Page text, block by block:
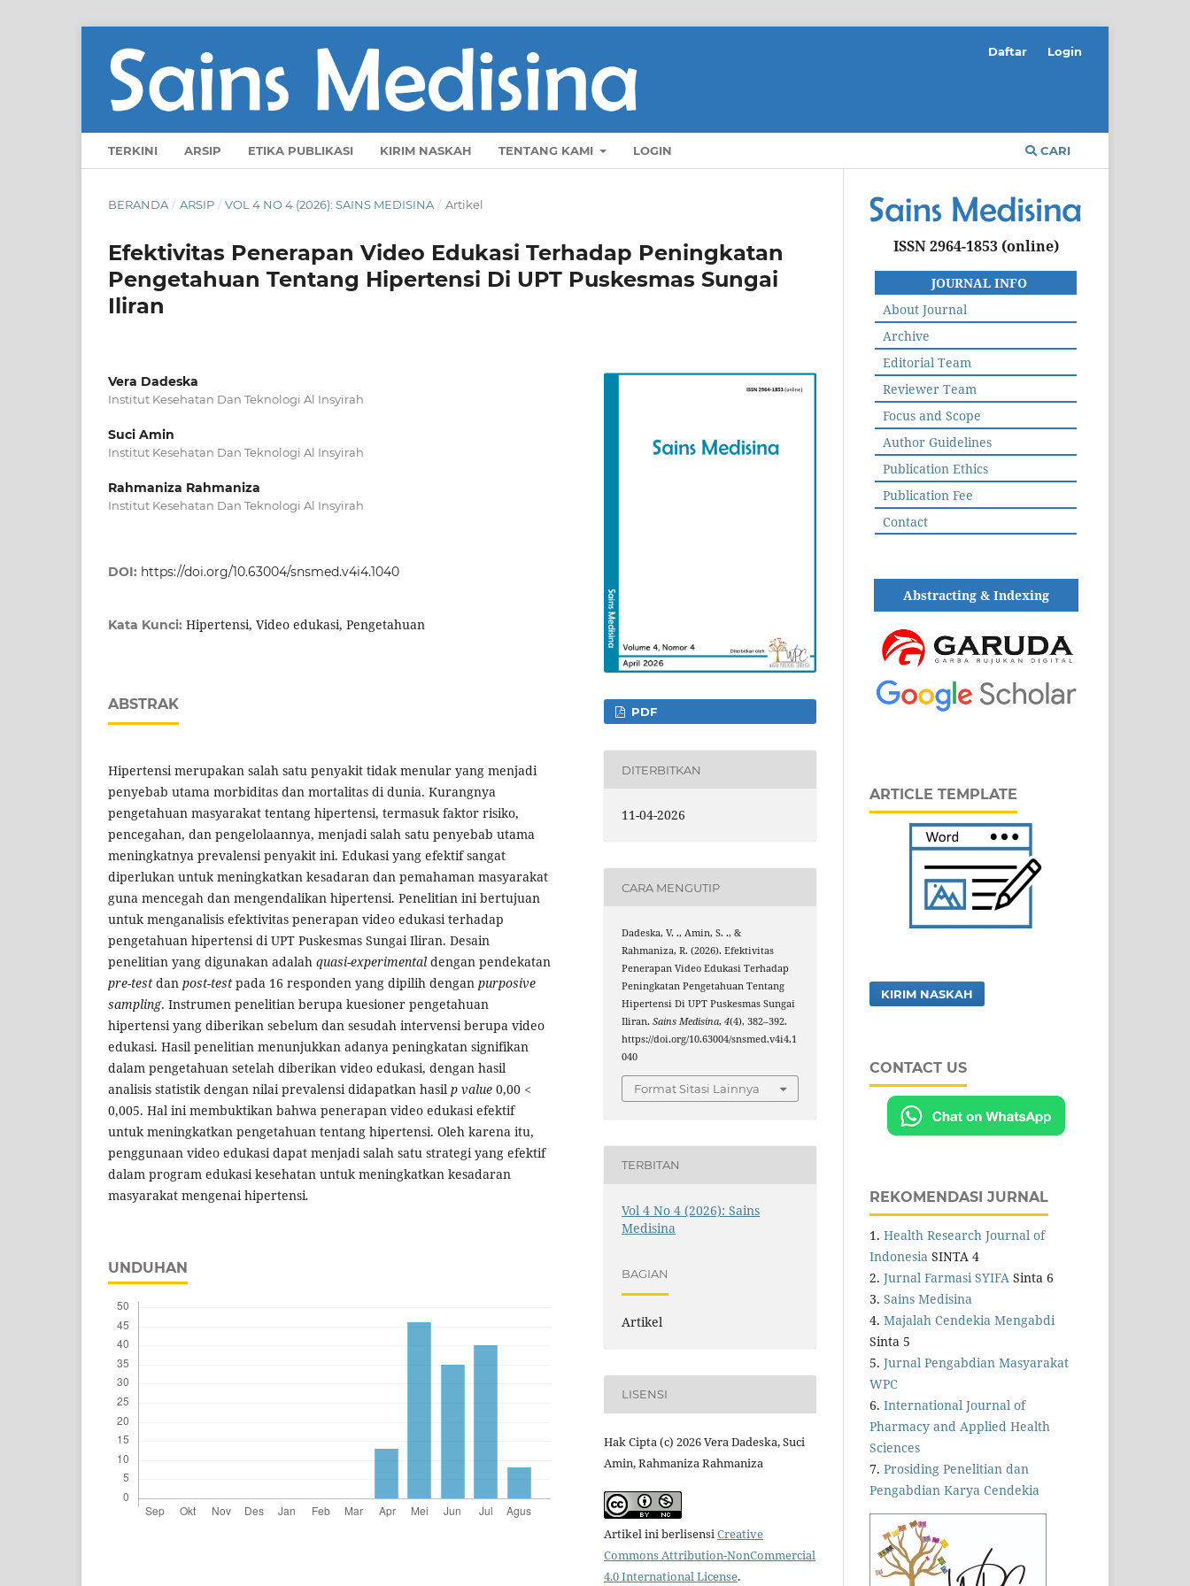
TERKINI ARSIP ETIKA PUBLIKASI KIRIM NASKAH TENTANG KAMI LOGIN CARI
Daftar Login
BERANDA / ARSIP / VOL 4 NO 4 (2026): SAINS MEDISINA / Artikel
Efektivitas Penerapan Video Edukasi Terhadap Peningkatan
Pengetahuan Tentang Hipertensi Di UPT Puskesmas Sungai
Iliran
Vera Dadeska
Institut Kesehatan Dan Teknologi Al Insyirah
Suci Amin
Institut Kesehatan Dan Teknologi Al Insyirah
Rahmaniza Rahmaniza
Institut Kesehatan Dan Teknologi Al Insyirah
DOI: https://doi.org/10.63004/snsmed.v4i4.1040
Kata Kunci: Hipertensi, Video edukasi, Pengetahuan
ABSTRAK
Hipertensi merupakan salah satu penyakit tidak menular yang menjadi
penyebab utama morbiditas dan mortalitas di dunia. Kurangnya
pengetahuan masyarakat tentang hipertensi, termasuk faktor risiko,
pencegahan, dan pengelolaannya, menjadi salah satu penyebab utama
meningkatnya prevalensi penyakit ini. Edukasi yang efektif sangat
diperlukan untuk meningkatkan kesadaran dan pemahaman masyarakat
guna mencegah dan mengendalikan hipertensi. Penelitian ini bertujuan
untuk menganalisis efektivitas penerapan video edukasi terhadap
pengetahuan hipertensi di UPT Puskesmas Sungai Iliran. Desain
penelitian yang digunakan adalah quasi-experimental dengan pendekatan
pre-test dan post-test pada 16 responden yang dipilih dengan purposive
sampling. Instrumen penelitian berupa kuesioner pengetahuan
hipertensi yang diberikan sebelum dan sesudah intervensi berupa video
edukasi. Hasil penelitian menunjukkan adanya peningkatan signifikan
dalam pengetahuan setelah diberikan video edukasi, dengan hasil
analisis statistik dengan nilai prevalensi didapatkan hasil p value 0,00 <
0,005. Hal ini membuktikan bahwa penerapan video edukasi efektif
untuk meningkatkan pengetahuan tentang hipertensi. Oleh karena itu,
penggunaan video edukasi dapat menjadi salah satu strategi yang efektif
dalam program edukasi kesehatan untuk meningkatkan kesadaran
masyarakat mengenai hipertensi.
UNDUHAN
PDF
DITERBITKAN
11-04-2026
CARA MENGUTIP
Dadeska, V. ., Amin, S. ., &
Rahmaniza, R. (2026). Efektivitas
Penerapan Video Edukasi Terhadap
Peningkatan Pengetahuan Tentang
Hipertensi Di UPT Puskesmas Sungai
Iliran.Sains Medisina,4(4), 382–392.
https://doi.org/10.63004/snsmed.v4i4.1
040
Format Sitasi Lainnya
TERBITAN
Vol 4 No 4 (2026): Sains
Medisina
BAGIAN
Artikel
LISENSI
Hak Cipta (c) 2026 Vera Dadeska, Suci
Amin, Rahmaniza Rahmaniza
Artikel ini berlisensiCreative
Commons Attribution-NonCommercial
4.0 International License.
ISSN 2964-1853 (online)
JOURNAL INFO
About Journal
Archive
Editorial Team
Reviewer Team
Focus and Scope
Author Guidelines
Publication Ethics
Publication Fee
Contact
Abstracting & Indexing
ARTICLE TEMPLATE
KIRIM NASKAH
CONTACT US
REKOMENDASI JURNAL
1. Health Research Journal of
Indonesia SINTA 4
2. Jurnal Farmasi SYIFA Sinta 6
3. Sains Medisina
4. Majalah Cendekia Mengabdi
Sinta 5
5. Jurnal Pengabdian Masyarakat
WPC
6. International Journal of
Pharmacy and Applied Health
Sciences
7. Prosiding Penelitian dan
Pengabdian Karya Cendekia